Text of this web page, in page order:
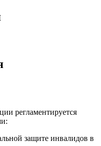
регламентируется
защите инвалидов в